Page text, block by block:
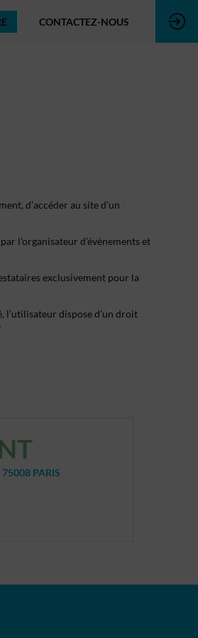
CONTACTEZ-NOUS
d’accéder au site d’un
l’organisateur d’évènements et
exclusivement pour la
l’utilisateur dispose d'un droit
PARIS